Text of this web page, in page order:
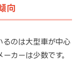
向
のは大型車が中心
カーは少数です。